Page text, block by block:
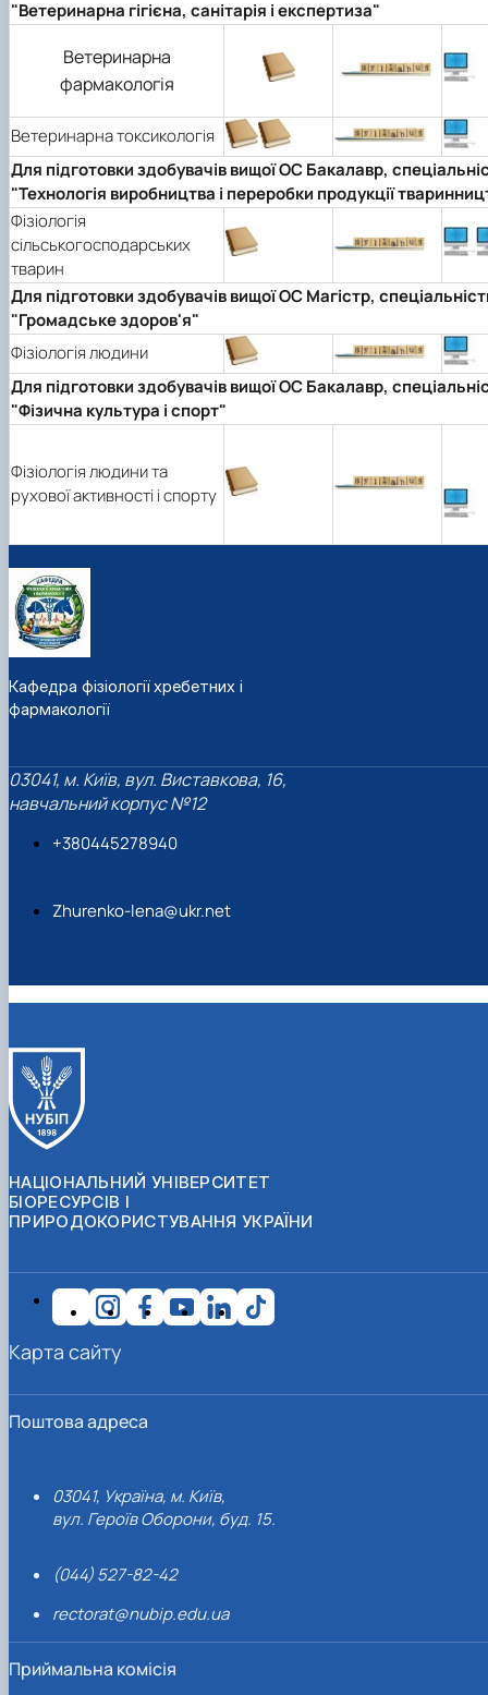
"Ветеринарна гігієна, санітарія і експертиза"
Ветеринарна
фармакологія
Ветеринарна токсикологія
Для підготовки здобувачів вищої ОС Бакалавр,
"Технологія виробництва і переробки продукції
Фізіологія
сільськогосподарських
тварин
Для підготовки здобувачів вищої ОС Магістр,
"Громадське здоров'я"
Фізіологія людини
Для підготовки здобувачів вищої ОС Бакалавр,
"Фізична культура і спорт"
Фізіологія людини та
рухової активності і спорту
Кафедра фізіології хребетних і
фармакології
03041, м. Київ, вул. Виставкова, 16,
навчальний корпус №12
+380445278940
Zhurenko-lena@ukr.net
НАЦІОНАЛЬНИЙ УНІВЕРСИТЕТ
БІОРЕСУРСІВ І
ПРИРОДОКОРИСТУВАННЯ УКРАЇНИ
Поштова адреса
03041, Україна, м. Київ,
вул. Героїв Оборони, буд. 15.
(044) 527-82-42
rectorat@nubip.edu.ua
Приймальна комісія
Карта сайту